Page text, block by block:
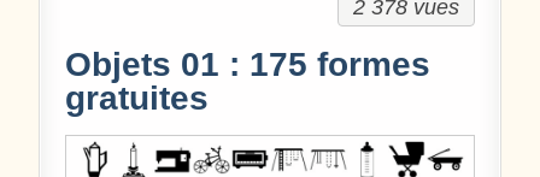
2 378 vues
Objets 01 : 175 formes
gratuites